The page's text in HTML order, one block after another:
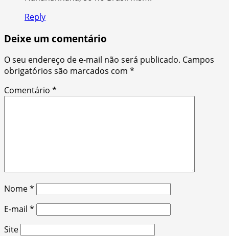
Reply
Deixe um comentário
O seu endereço de e-mail não será publicado. Campos
obrigatórios são marcados com *
Comentário *
Nome*
E-mail *
Site